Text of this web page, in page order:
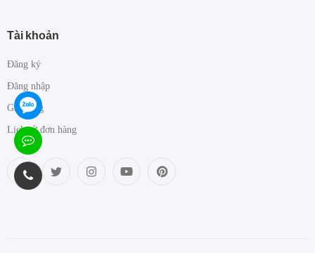
Tài khoản
Đăng ký
Đăng nhập
Giỏ hàng
Lịch sử đơn hàng